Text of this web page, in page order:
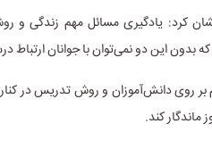
کرد: یادگیری مسائل مهم زندگی و
بدون این دو نمی‌توان با جوانان ارتباط
بر روی دانش‌آموزان و روش تدریس در
کند.